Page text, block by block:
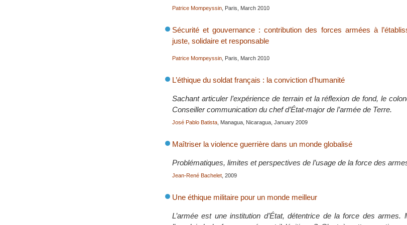
Patrice Mompeyssin , Paris, March 2010
Sécurité et gouvernance : contribution des forces armées à
juste, solidaire et responsable
Patrice Mompeyssin , Paris, March 2010
L’éthique du soldat français : la conviction d’humanité
Sachant articuler l’expérience de terrain et la réflexion de fond, le
Conseiller communication du chef d’État-major de l’armée de Terre.
José Pablo Batista , Managua, Nicaragua, January 2009
Maîtriser la violence guerrière dans un monde globalisé
Problématiques, limites et perspectives de l’usage de la force des
Jean-René Bachelet , 2009
Une éthique militaire pour un monde meilleur
L’armée est une institution d’État, détentrice de la force des armes.